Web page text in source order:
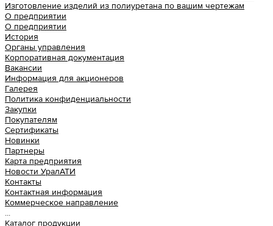
Изготовление изделий из полиуретана по вашим чертежам
О предприятии
О предприятии
История
Органы управления
Корпоративная документация
Вакансии
Информация для акционеров
Галерея
Политика конфиденциальности
Закупки
Покупателям
Сертификаты
Новинки
Партнеры
Карта предприятия
Новости УралАТИ
Контакты
Контактная информация
Коммерческое направление
...
Каталог продукции